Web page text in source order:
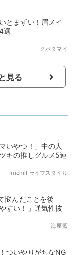
とまずい！眉メイ
選
クボタマイ
見る
いやつ！」中の人
キの推しグルメ5連
michill ライフスタイル
悩んだことを後
すい！」通気性抜
海原藍
ついやりがちなNG